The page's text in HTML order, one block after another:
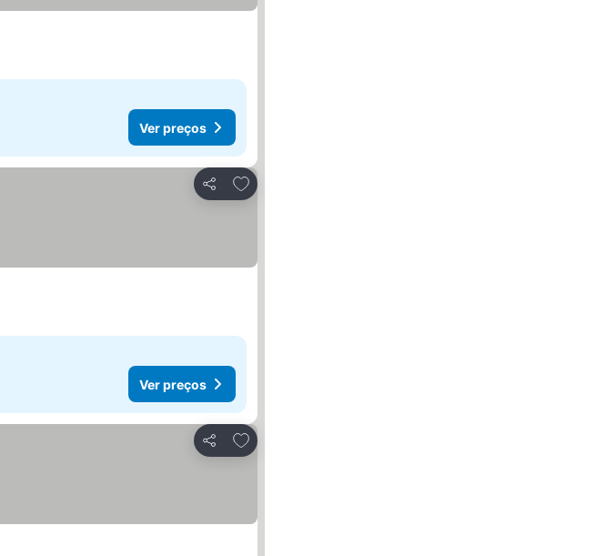
Ver preços
Partilhar
Adicionar aos favoritos
Ver preços
Partilhar
Adicionar aos favoritos